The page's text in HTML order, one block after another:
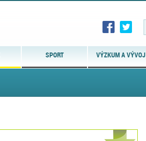
SPORT VÝZKUM A VÝVOJ